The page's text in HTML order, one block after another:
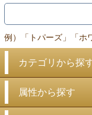
例）「トパーズ」「ホ
カテゴリから探
属性から探す